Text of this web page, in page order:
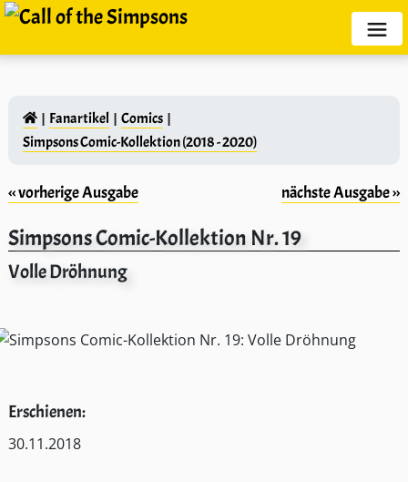
Fanartikel
Comics
Simpsons Comic-Kollektion (2018 - 2020)
‹‹ vorherige Ausgabe nächste Ausgabe ››
Simpsons Comic-Kollektion Nr. 19
Volle Dröhnung
Erschienen:
30.11.2018